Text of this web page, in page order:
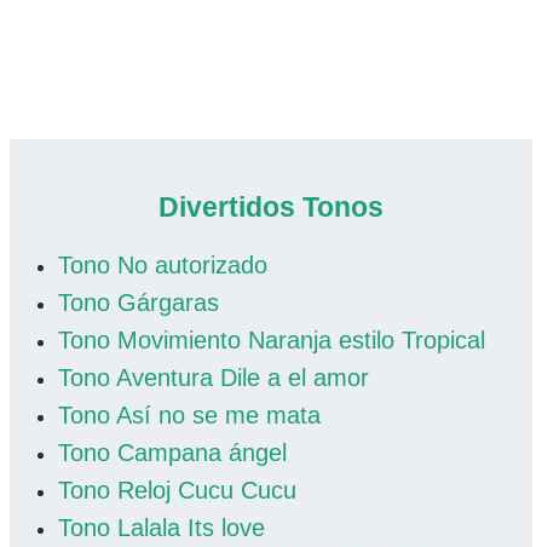
Divertidos Tonos
Tono No autorizado
Tono Gárgaras
Tono Movimiento Naranja estilo Tropical
Tono Aventura Dile a el amor
Tono Así no se me mata
Tono Campana ángel
Tono Reloj Cucu Cucu
Tono Lalala Its love